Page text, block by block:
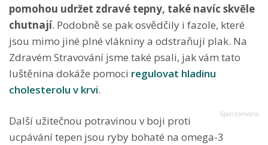
pomohou udržet zdravé tepny, také navíc skvěle
chutnají. Podobně se pak osvědčily i fazole, které
jsou mimo jiné plné vlákniny a odstraňují plak. Na
Zdravém Stravování jsme také psali, jak vám tato
luštěnina dokáže pomoci regulovat hladinu
cholesterolu v krvi.
Další užitečnou potravinou v boji proti
ucpávání tepen jsou ryby bohaté na omega-3